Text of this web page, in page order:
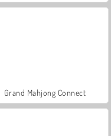
Grand Mahjong Connect